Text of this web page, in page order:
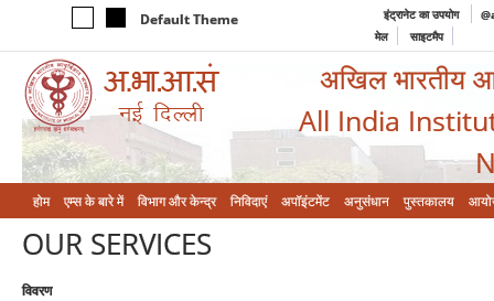
Default Theme इंट्रानेट का उपयोग
मेल
साइटमैप
अखिल भारतीय
All India
होम एम्‍स के बारे में विभाग और केन्‍द्र निविदाएं अपॉइंटमेंट अनुसंधान पुस्तकालय
OUR SERVICES
विवरण